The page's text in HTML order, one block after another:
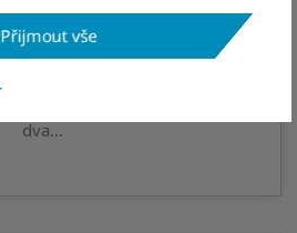
HAMMOND,
NAVŠTÍVILI DEYMED
16. října 2018
dva…
Přijmout vše